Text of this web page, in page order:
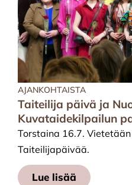
AJANKOHTAISTA
Taiteilija päivä ja
Kuvataidekilpailun
Torstaina 16.7.
Taiteilijapäivää.
Lue lisää